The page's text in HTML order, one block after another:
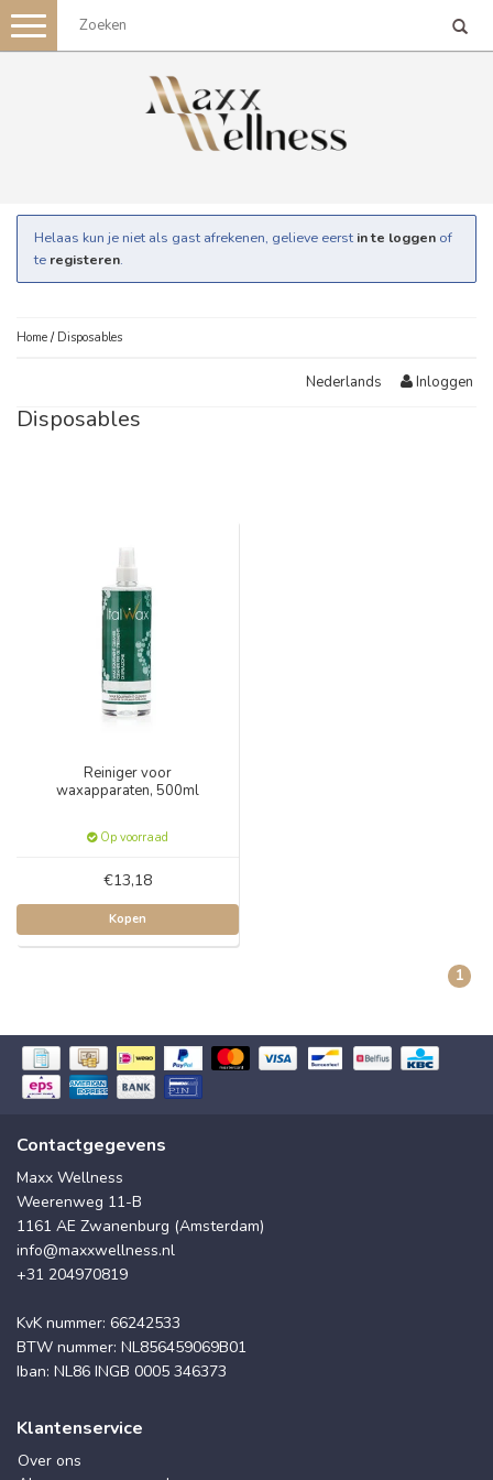
Toggle
navigation
Helaas kun je niet als gast afrekenen, gelieve eerst in te loggen of
te registeren.
Home / Disposables
Nederlands Inloggen
Disposables
Reiniger voor
waxapparaten, 500ml
Op voorraad
€13,18
Kopen
1
Contactgegevens
Maxx Wellness
Weerenweg 11-B
1161 AE Zwanenburg (Amsterdam)
info@maxxwellness.nl
+31 204970819
KvK nummer: 66242533
BTW nummer: NL856459069B01
Iban: NL86 INGB 0005 346373
Klantenservice
Over ons